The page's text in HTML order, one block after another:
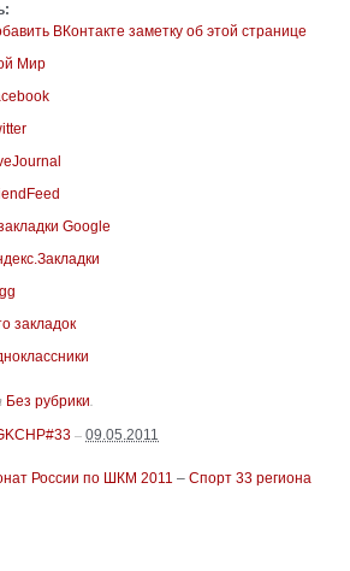
Без рубрики
– 09.05.2011
России по ШКМ 2011 – Спорт 33 региона